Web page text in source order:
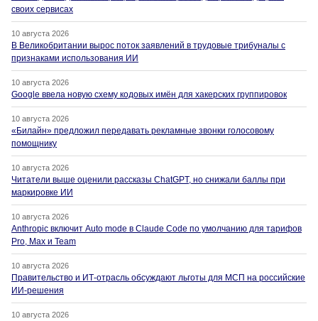
своих сервисах
10 августа 2026
В Великобритании вырос поток заявлений в трудовые трибуналы с
признаками использования ИИ
10 августа 2026
Google ввела новую схему кодовых имён для хакерских группировок
10 августа 2026
«Билайн» предложил передавать рекламные звонки голосовому
помощнику
10 августа 2026
Читатели выше оценили рассказы ChatGPT, но снижали баллы при
маркировке ИИ
10 августа 2026
Anthropic включит Auto mode в Claude Code по умолчанию для тарифов
Pro, Max и Team
10 августа 2026
Правительство и ИТ-отрасль обсуждают льготы для МСП на российские
ИИ-решения
10 августа 2026